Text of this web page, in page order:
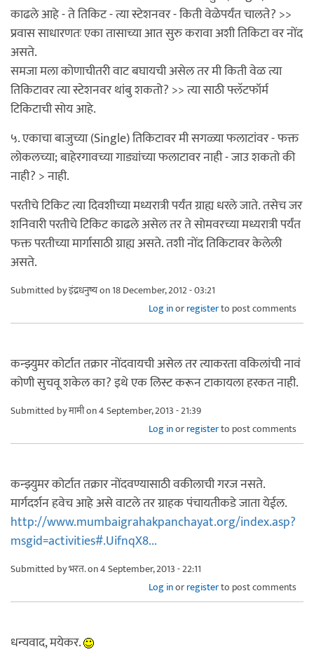
काढले आहे - ते तिकिट - त्या स्टेशनवर - किती वेळेपर्यंत चालते? >>
प्रवास साधारणतः एका तासाच्या आत सुरु करावा अशी तिकिटा वर नोंद
असते.
समजा मला कोणाचीतरी वाट बघायची असेल तर मी किती वेळ त्या
तिकिटावर त्या स्टेशनवर थांबु शकतो? >> त्या साठी फ्लॅटफॉर्म
टिकिटाची सोय आहे.
५. एकाचा बाजुच्या (Single) तिकिटावर मी सगळ्या फलाटांवर - फक्त
लोकलच्या; बाहेरगावच्या गाड्यांच्या फलाटावर नाही - जाउ शकतो की
नाही? > नाही.
परतीचे टिकिट त्या दिवशीच्या मध्यरात्री पर्यंत ग्राह्य धरले जाते. तसेच जर
शनिवारी परतीचे टिकिट काढले असेल तर ते सोमवरच्या मध्यरात्री पर्यंत
फक्त परतीच्या मार्गासाठी ग्राह्य असते. तशी नोंद तिकिटावर केलेली
असते.
Submitted byइंद्रधनुष्यon 18 December, 2012 - 03:21
Log inorregisterto post comments
कन्झ्युमर कोर्टात तक्रार नोंदवायची असेल तर त्याकरता वकिलांची नावं
कोणी सुचवू शकेल का? इथे एक लिस्ट करून टाकायला हरकत नाही.
Submitted byमामीon 4 September, 2013 - 21:39
Log inorregisterto post comments
कन्झ्युमर कोर्टात तक्रार नोंदवण्यासाठी वकीलाची गरज नसते.
मार्गदर्शन हवेच आहे असे वाटले तर ग्राहक पंचायतीकडे जाता येईल.
http://www.mumbaigrahakpanchayat.org/index.asp?
msgid=activities#.UifnqX8...
Submitted byभरत.on 4 September, 2013 - 22:11
Log inorregisterto post comments
धन्यवाद, मयेकर.